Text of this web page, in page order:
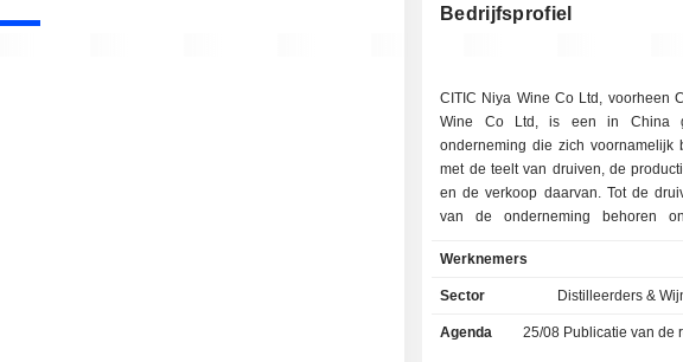
Bedrijfsprofiel
CITIC Niya Wine Co Ltd, voorheen
Wine Co Ltd, is een in China
onderneming die zich voornamelijk
met de teelt van druiven, de
en de verkoop daarvan. Tot de
van de onderneming behoren
Marselan. De wijnmerken
voornamelijk NIYA, WEST
midden- tot lagere en originele
Werknemers
Sector Distilleerders &
Agenda 25/08 Publicatie van de